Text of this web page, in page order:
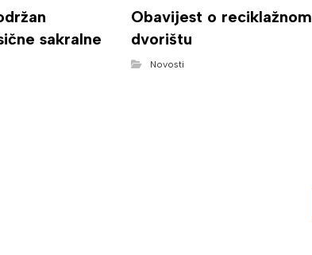
sakralne
Obavijest o reciklažnom
dvorištu
Novosti